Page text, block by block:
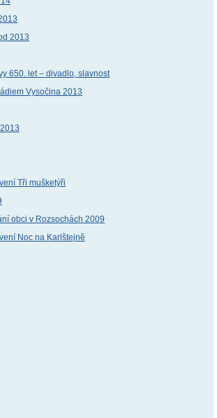
2013
650. let – divadlo, slavnost
Vysočina 2013
Tři mušketýři
obci v Rozsochách 2009
Noc na Karlštejně